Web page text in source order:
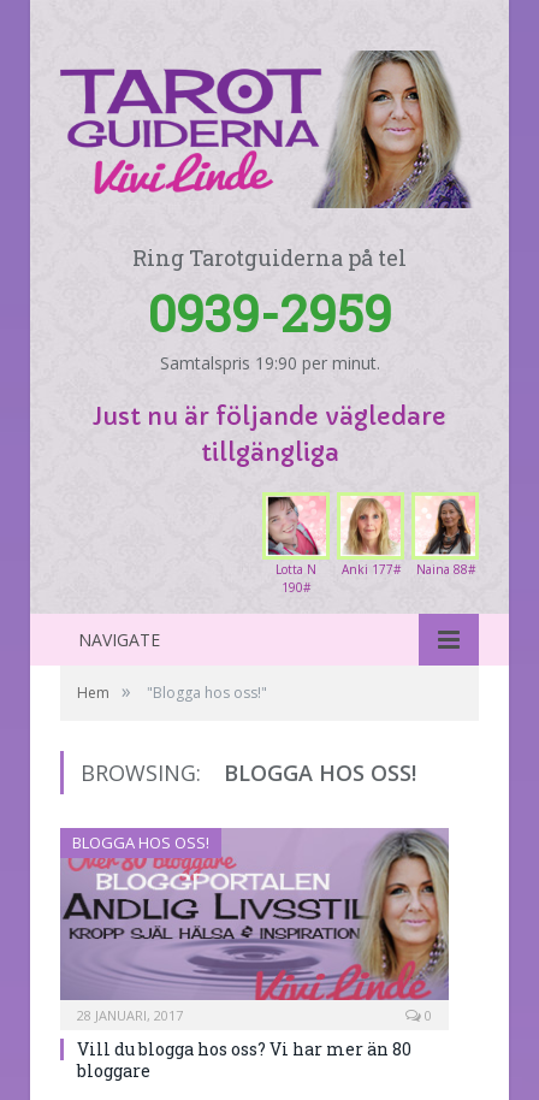
Ring Tarotguiderna på tel
0939-2959
Samtalspris 19:90 per minut.
Just nu är följande vägledare
tillgängliga
Naina 88#
Anki 177#
Lotta N
190#
NAVIGATE
Hem » "Blogga hos oss!"
BROWSING: BLOGGA HOS OSS!
BLOGGA HOS OSS!
28 JANUARI, 2017 0
Vill du blogga hos oss? Vi har mer än 80
bloggare